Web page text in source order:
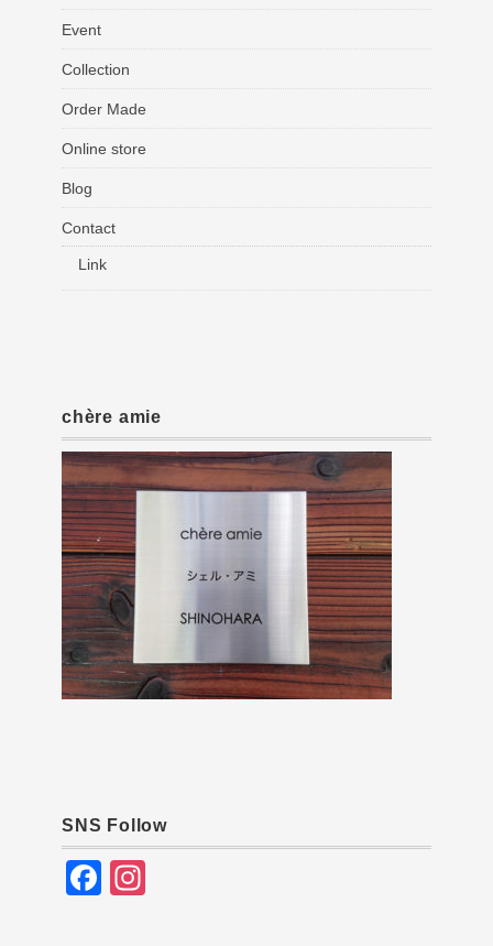
Event
Collection
Order Made
Online store
Blog
Contact
Link
chère amie
SNS Follow
F